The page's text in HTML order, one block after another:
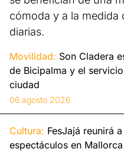
cómoda y a la medida
diarias.
Movilidad: Son Cladera
de Bicipalma y el
ciudad
06 agosto 2026
Cultura: FesJajá reunirá
espectáculos en